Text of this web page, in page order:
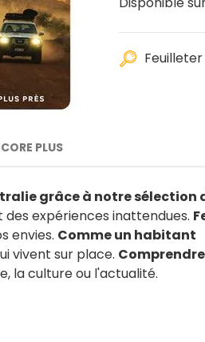
PLUS
grâce à notre sélection
expériences inattendues.
envies. Comme un habitant
vivent sur place. Comprendre
la culture ou l'actualité.